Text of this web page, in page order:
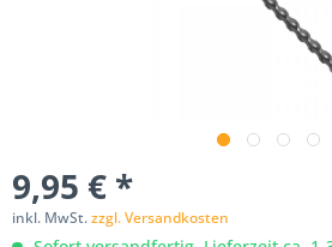
9,95 € *
inkl. MwSt.zzgl. Versandkosten